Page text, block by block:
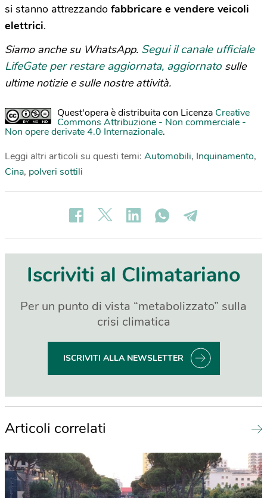
si stanno attrezzando fabbricare e vendere veicoli
elettrici.
Siamo anche su WhatsApp. Segui il canale ufficiale
LifeGate per restare aggiornata, aggiornato sulle
ultime notizie e sulle nostre attività.
Quest'opera è distribuita con Licenza Creative
Commons Attribuzione - Non commerciale -
Non opere derivate 4.0 Internazionale.
Leggi altri articoli su questi temi: Automobili, Inquinamento,
Cina, polveri sottili
Iscriviti al Climatariano
Per un punto di vista “metabolizzato” sulla
crisi climatica
ISCRIVITI ALLA NEWSLETTER
Articoli correlati